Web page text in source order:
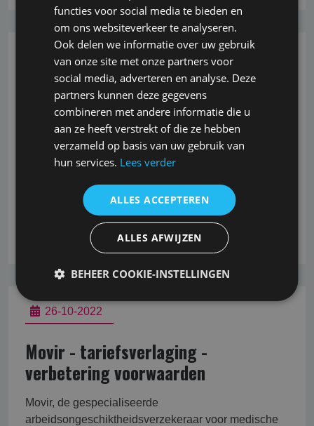
26-10-2022
AOVspecialist.nl sponsor 1e
herenteam LTV Meijenhagen
AOVspecialist.nl sponsort het eerste herenteam van
LTV Meijenhagen te De Bilt.<br /> Meijenhagen 1 is
momenteel koploper in de voorjaarscompetitie
KNLTB 4e klasse. Vasthouden heren!
Lees verder
26-10-2022
Movir - tariefsverlaging -
verbetering voorwaarden
Movir, de gespecialiseerde
arbeidsongeschiktheidsverzekeraar voor medische
functies voor social media te bieden en
om ons websiteverkeer te analyseren.
Ook delen we informatie over uw gebruik
van onze site met onze partners voor
social media, adverteren en analyse. Deze
partners kunnen deze gegevens
combineren met andere informatie die u
aan ze heeft verstrekt of die ze hebben
verzameld op basis van uw gebruik van
hun services. Lees verder
ALLES ACCEPTEREN
ALLES AFWIJZEN
BEHEER COOKIE-INSTELLINGEN